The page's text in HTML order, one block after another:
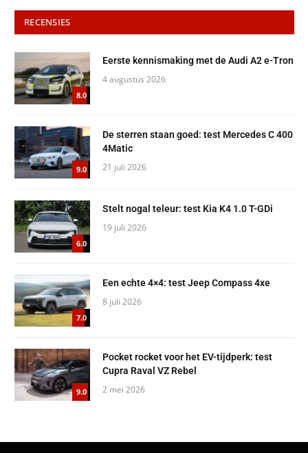
RECENSIES
8.0
Eerste kennismaking met de Audi A2 e-Tron
4 augustus 2026
9.0
De sterren staan goed: test Mercedes C 400
4Matic
21 juli 2026
6.0
Stelt nogal teleur: test Kia K4 1.0 T-GDi
19 juli 2026
7.0
Een echte 4×4: test Jeep Compass 4xe
8 juli 2026
9.0
Pocket rocket voor het EV-tijdperk: test
Cupra Raval VZ Rebel
2 mei 2026